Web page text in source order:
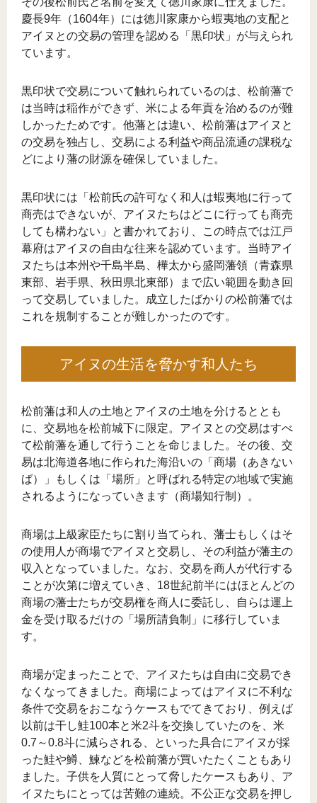
慶長9年（1604年）には徳川家康から蝦夷地の支配と
アイヌとの交易の管理を認める「黒印状」が与えられ
ています。
黒印状で交易について触れられているのは、松前藩で
は当時は稲作ができず、米による年貢を治めるのが難
しかったためです。他藩とは違い、松前藩はアイヌと
の交易を独占し、交易による利益や商品流通の課税な
どにより藩の財源を確保していました。
黒印状には「松前氏の許可なく和人は蝦夷地に行って
商売はできないが、アイヌたちはどこに行っても商売
しても構わない」と書かれており、この時点では江戸
幕府はアイヌの自由な往来を認めています。当時アイ
ヌたちは本州や千島半島、樺太から盛岡藩領（青森県
東部、岩手県、秋田県北東部）まで広い範囲を動き回
って交易していました。成立したばかりの松前藩では
これを規制することが難しかったのです。
アイヌの生活を脅かす和人たち
松前藩は和人の土地とアイヌの土地を分けるととも
に、交易地を松前城下に限定。アイヌとの交易はすべ
て松前藩を通して行うことを命じました。その後、交
易は北海道各地に作られた海沿いの「商場（あきない
ば）」もしくは「場所」と呼ばれる特定の地域で実施
されるようになっていきます（商場知行制）。
商場は上級家臣たちに割り当てられ、藩士もしくはそ
の使用人が商場でアイヌと交易し、その利益が藩主の
収入となっていました。なお、交易を商人が代行する
ことが次第に増えていき、18世紀前半にはほとんどの
商場の藩士たちが交易権を商人に委託し、自らは運上
金を受け取るだけの「場所請負制」に移行していま
す。
商場が定まったことで、アイヌたちは自由に交易でき
なくなってきました。商場によってはアイヌに不利な
条件で交易をおこなうケースもでてきており、例えば
以前は干し鮭100本と米2斗を交換していたのを、米
0.7～0.8斗に減らされる、といった具合にアイヌが採
った鮭や鱒、鰊などを松前藩が買いたたくこともあり
ました。子供を人質にとって脅したケースもあり、ア
イヌたちにとっては苦難の連続。不公正な交易を押し